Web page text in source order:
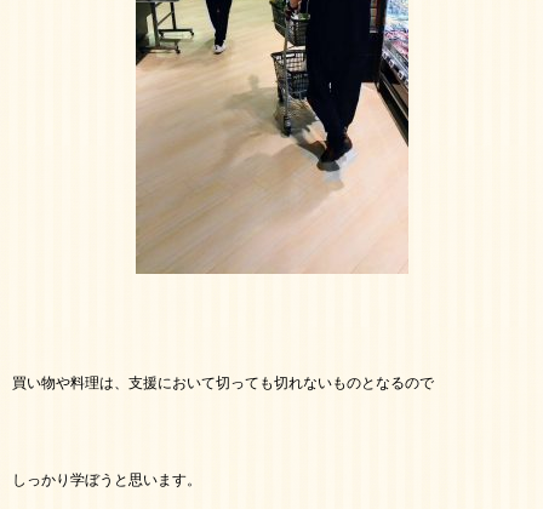
買い物や料理は、支援において切っても切れないものとなるので
しっかり学ぼうと思います。